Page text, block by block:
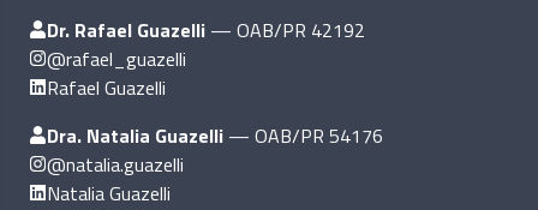
Dr. Rafael Guazelli — OAB/PR 42192
@rafael_guazelli
Rafael Guazelli
Dra. Natalia Guazelli — OAB/PR 54176
@natalia.guazelli
Natalia Guazelli